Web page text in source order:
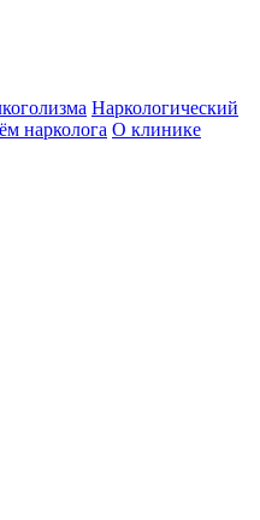
Наркологический
нарколога О клинике